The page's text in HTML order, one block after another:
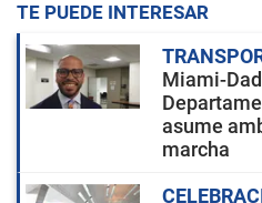
TE PUEDE INTERESAR
Miami-
asume
marcha